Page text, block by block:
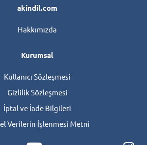
akindil.com
Hakkımızda
Kurumsal
Kullanıcı Sözleşmesi
Gizlilik Sözleşmesi
İptal ve İade Bilgileri
Verilerin İşlenmesi Metni